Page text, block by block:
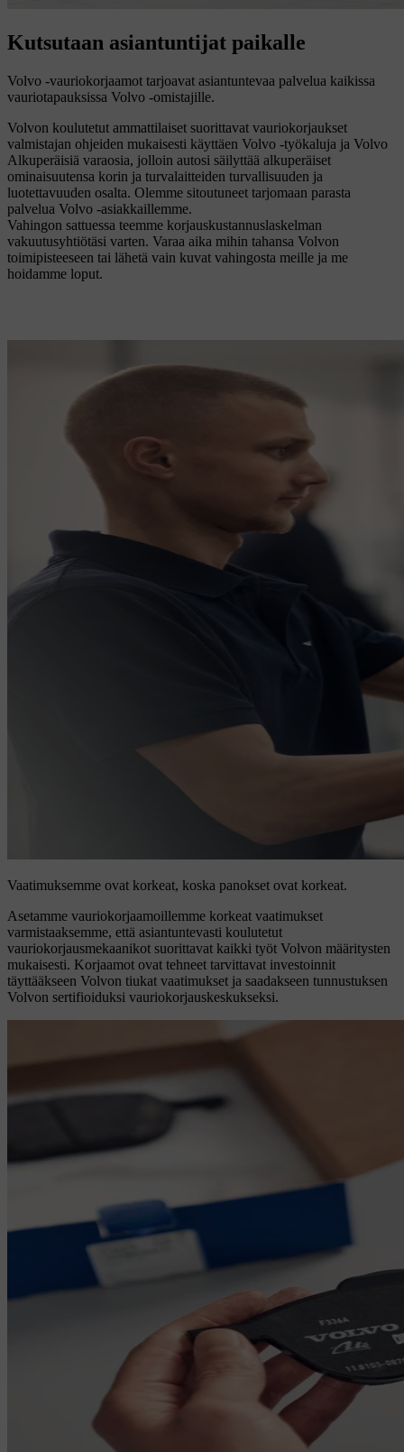
Kutsutaan asiantuntijat paikalle
Volvo -vauriokorjaamot tarjoavat asiantuntevaa palvelua kaikissa
vauriotapauksissa Volvo -omistajille.
Volvon koulutetut ammattilaiset suorittavat vauriokorjaukset
valmistajan ohjeiden mukaisesti käyttäen Volvo -työkaluja ja Volvo
Alkuperäisiä varaosia, jolloin autosi säilyttää alkuperäiset
ominaisuutensa korin ja turvalaitteiden turvallisuuden ja
luotettavuuden osalta. Olemme sitoutuneet tarjomaan parasta
palvelua Volvo -asiakkaillemme.
Vahingon sattuessa teemme korjauskustannuslaskelman
vakuutusyhtiötäsi varten. Varaa aika mihin tahansa Volvon
toimipisteeseen tai lähetä vain kuvat vahingosta meille ja me
hoidamme loput.
Vaatimuksemme ovat korkeat, koska panokset ovat korkeat.
Asetamme vauriokorjaamoillemme korkeat vaatimukset
varmistaaksemme, että asiantuntevasti koulutetut
vauriokorjausmekaanikot suorittavat kaikki työt Volvon määritysten
mukaisesti. Korjaamot ovat tehneet tarvittavat investoinnit
täyttääkseen Volvon tiukat vaatimukset ja saadakseen tunnustuksen
Volvon sertifioiduksi vauriokorjauskeskukseksi.